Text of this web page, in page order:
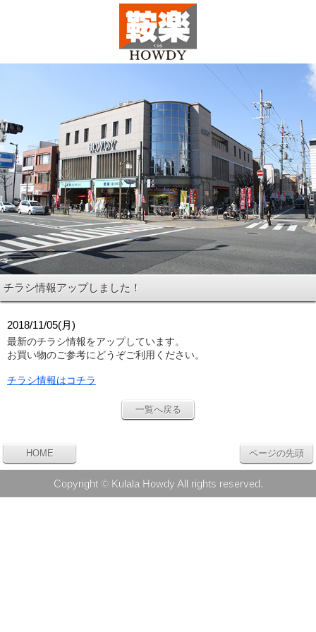
チラシ情報アップしました！
2018/11/05(月)
最新のチラシ情報をアップしています。
お買い物のご参考にどうぞご利用ください。
チラシ情報はコチラ
一覧へ戻る
HOME ページの先頭
Copyright © Kulala Howdy All rights reserved.